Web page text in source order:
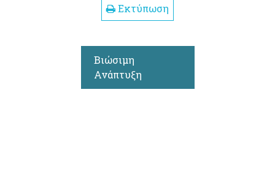
Εκτύπωση
Βιώσιμη
Ανάπτυξη